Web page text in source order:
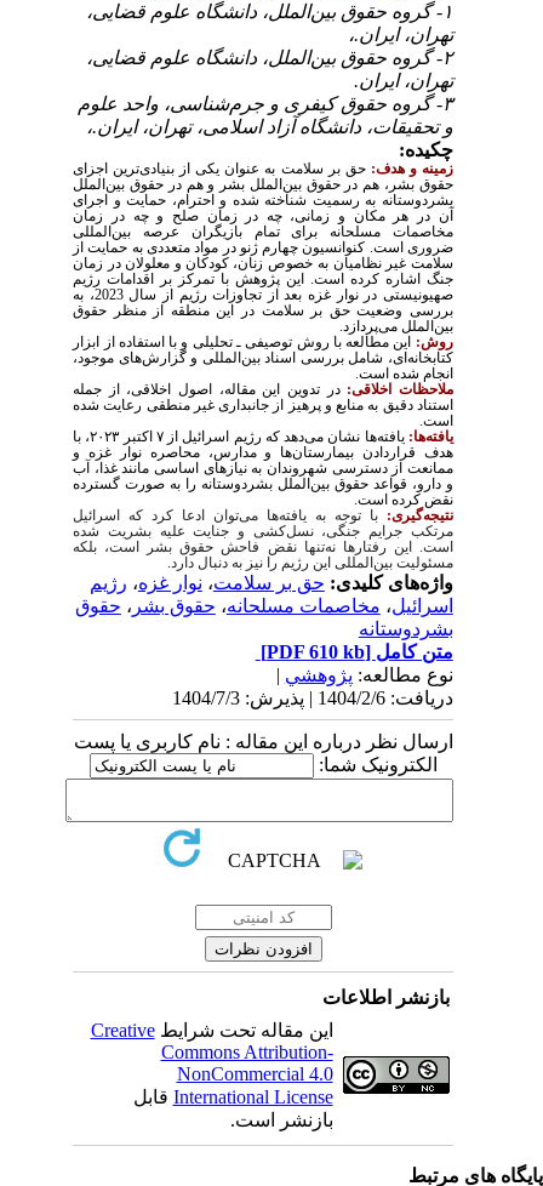
۱- گروه حقوق بین‌الملل، دانشگاه علوم قضایی،
تهران، ایران.،
۲- گروه حقوق بین‌الملل، دانشگاه علوم قضایی،
تهران، ایران.
۳- گروه حقوق کیفری و جرم‌شناسی، واحد علوم
و تحقیقات، دانشگاه آزاد اسلامی، تهران، ایران.،
چکیده:
زمینه و هدف: حق بر سلامت به عنوان یکی از بنیادی‌ترین اجزای
حقوق بشر، هم در حقوق بین‌الملل بشر و هم در حقوق بین‌الملل
بشردوستانه به رسمیت شناخته شده و احترام، حمایت و اجرای
آن در هر مکان و زمانی، چه در زمان صلح و چه در زمان
مخاصمات مسلحانه برای تمام بازیگران عرصه بین‌المللی
ضروری است. کنوانسیون‌ چهارم ژنو در مواد متعددی به حمایت از
سلامت غیر نظامیان به‌خصوص زنان، کودکان و معلولان در زمان
جنگ اشاره کرده است. این پژوهش با تمرکز بر اقدامات رژیم
صهیونیستی در نوار غزه بعد از تجاوزات رژیم از سال 2023، به
بررسی وضعیت حق بر سلامت در این منطقه از منظر حقوق
بین‌الملل می‌پردازد.
روش: این مطالعه با روش توصیفی ـ تحلیلی و با استفاده از ابزار
کتابخانه‌ای، شامل بررسی اسناد بین‌المللی و گزارش‌های موجود،
انجام شده است.
ملاحظات اخلاقی: در تدوین این مقاله، اصول اخلاقی، از جمله
استناد دقیق به منابع و پرهیز از جانبداری غیر منطقی رعایت شده
است.
یافته‌ها: یافته‌ها نشان می‌دهد که رژیم اسرائیل از ۷ اکتبر۲۰۲۳، با
هدف قراردادن بیمارستان‌ها و مدارس، محاصره نوار غزه و
ممانعت از دسترسی شهروندان به نیازهای اساسی مانند غذا، آب
و دارو، قواعد حقوق بین‌الملل بشردوستانه را به‌ صورت گسترده
نقض کرده است.
نتیجه‌گیری: با توجه به یافته‌ها می‌توان ادعا کرد که اسرائیل
مرتکب جرایم جنگی، نسل‌کشی و جنایت علیه بشریت شده
است. این رفتارها نه‌تنها نقض فاحش حقوق بشر است، بلکه
مسئولیت بین‌المللی این رژیم را نیز به دنبال دارد .
واژه‌های کلیدی:حق بر سلامت،نوار غزه ،رژیم
اسرائیل،مخاصمات مسلحانه،حقوق بشر، حقوق
بشردوستانه
متن کامل[PDF 610 kb]
نوع مطالعه:پژوهشي|
دریافت: 1404/2/6 | پذیرش: 1404/7/3
ارسال نظر درباره این مقاله : نام کاربری یا پست
الکترونیک شما:
بازنشر اطلاعات
این مقاله تحت شرایطCreative
Commons Attribution-
NonCommercial 4.0
International Licenseقابل
بازنشر است.
های مرتبط